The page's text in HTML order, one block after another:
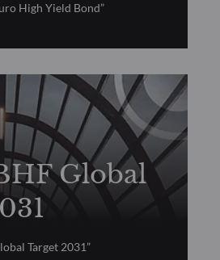
High Yield Bond”
Global
Target 2031”